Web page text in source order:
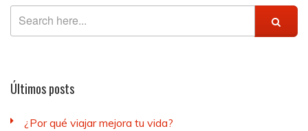
Últimos posts
¿Por qué viajar mejora tu vida?